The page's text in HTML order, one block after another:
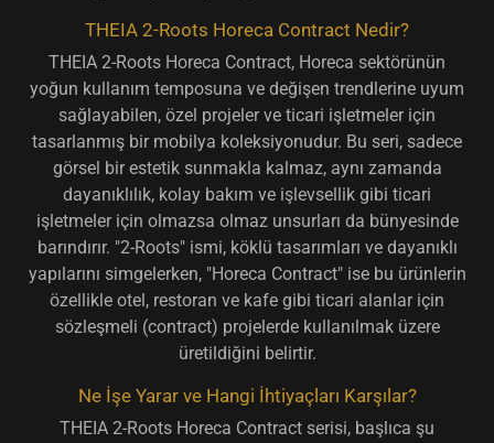
THEIA 2-Roots Horeca Contract Nedir?
THEIA 2-Roots Horeca Contract, Horeca sektörünün
yoğun kullanım temposuna ve değişen trendlerine uyum
sağlayabilen, özel projeler ve ticari işletmeler için
tasarlanmış bir mobilya koleksiyonudur. Bu seri, sadece
görsel bir estetik sunmakla kalmaz, aynı zamanda
dayanıklılık, kolay bakım ve işlevsellik gibi ticari
işletmeler için olmazsa olmaz unsurları da bünyesinde
barındırır. "2-Roots" ismi, köklü tasarımları ve dayanıklı
yapılarını simgelerken, "Horeca Contract" ise bu ürünlerin
özellikle otel, restoran ve kafe gibi ticari alanlar için
sözleşmeli (contract) projelerde kullanılmak üzere
üretildiğini belirtir.
Ne İşe Yarar ve Hangi İhtiyaçları Karşılar?
THEIA 2-Roots Horeca Contract serisi, başlıca şu